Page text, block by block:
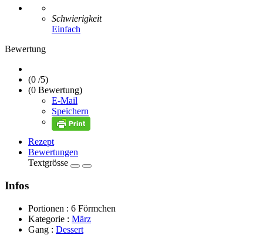
Schwierigkeit
Einfach
Bewertung
(0 /5)
(0 Bewertung)
E-Mail
Speichern
Rezept
Bewertungen
Textgrösse
Infos
Portionen : 6 Förmchen
Kategorie : März
Gang : Dessert